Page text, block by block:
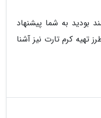
بودید به شما پیشنهاد
تهیه کرم تارت نیز آشنا